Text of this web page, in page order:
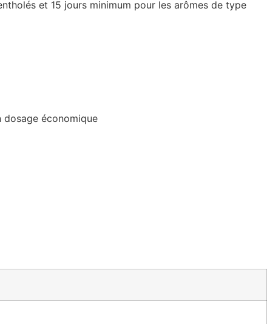
et 15 jours minimum pour les arômes de type
dosage économique